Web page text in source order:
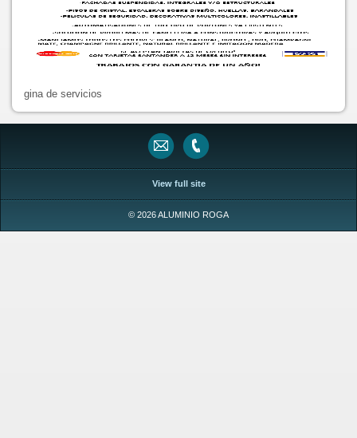
gina de servicios
View full site
© 2026 ALUMINIO ROGA